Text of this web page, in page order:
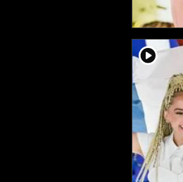
player2